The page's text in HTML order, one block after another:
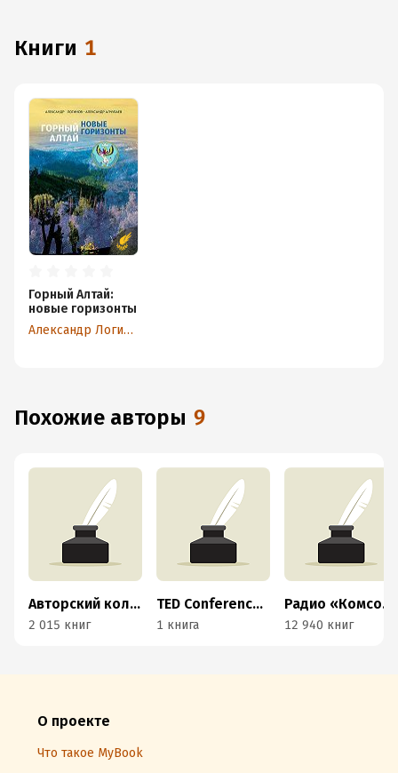
книги 1
Горный Алтай:
новые горизонты
Александр Логинов
Похожие авторы 9
Авторский коллектив «Буферная бухта»
2 015 книг
TED Conferences LLC
1 книга
Радио «Комсомольская правда»
12 940 книг
О проекте
Что такое MyBook